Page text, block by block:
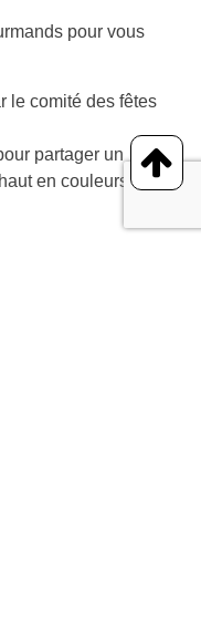
pour vous
le comité des fêtes
partager un
en couleurs !